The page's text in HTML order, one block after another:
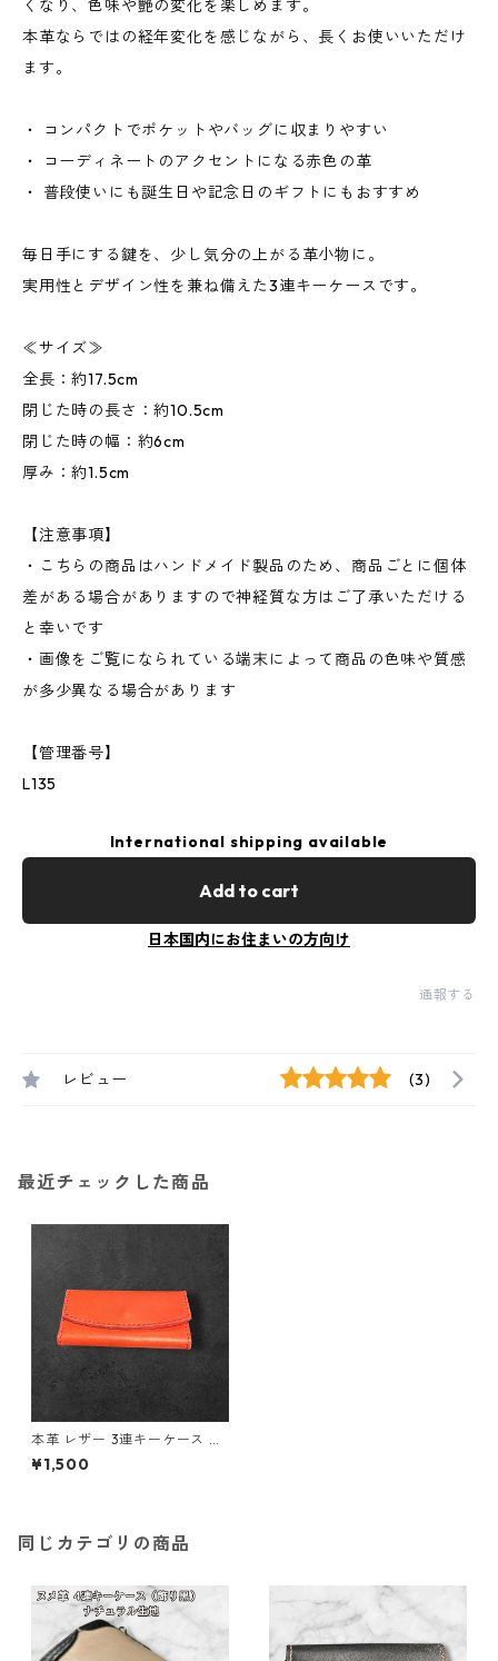
くなり、色味や艶の変化を楽しめます。
本革ならではの経年変化を感じながら、長くお使いいただけ
ます。
・ コンパクトでポケットやバッグに収まりやすい
・ コーディネートのアクセントになる赤色の革
・ 普段使いにも誕生日や記念日のギフトにもおすすめ
毎日手にする鍵を、少し気分の上がる革小物に。
実用性とデザイン性を兼ね備えた3連キーケースです。
≪サイズ≫
全長：約17.5cm
閉じた時の長さ：約10.5cm
閉じた時の幅：約6cm
厚み：約1.5cm
【注意事項】
・こちらの商品はハンドメイド製品のため、商品ごとに個体
差がある場合がありますので神経質な方はご了承いただける
と幸いです
・画像をご覧になられている端末によって商品の色味や質感
が多少異なる場合があります
【管理番号】
L135
International shipping available
Add to cart
日本国内にお住まいの方向け
通報する
レビュー (3)
最近チェックした商品
本革 レザー 3連キーケース 鍵
キーケース レッド l135 ハンド
メイド 経年変化 ギフト
¥1,500
同じカテゴリの商品